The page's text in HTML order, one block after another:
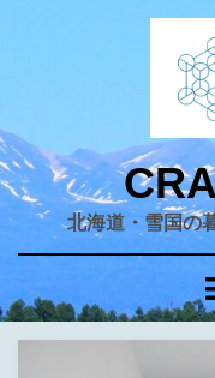
ツ
へ
移
動
北海道・雪国の